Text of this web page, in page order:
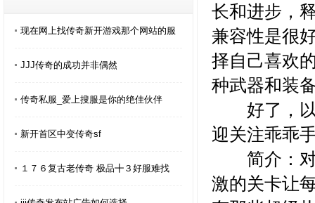
现在网上找传奇新开游戏那个网站的服
JJJ传奇的成功并非偶然
传奇私服_爱上搜服是你的绝佳伙伴
新开首区中变传奇sf
１７６复古老传奇 极品╋３好服难找
长和进步，
兼容性是很
择自己喜欢
种武器和装
好了，以
迎关注乖乖
简介：对
激的关卡让